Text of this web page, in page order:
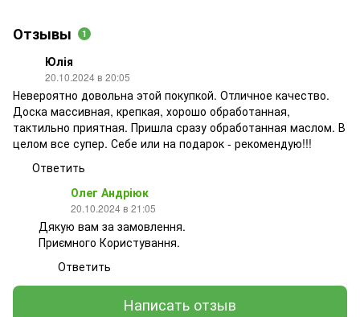
Отзывы 1
Юлія
20.10.2024 в 20:05
Невероятно довольна этой покупкой. Отличное качество.
Доска массивная, крепкая, хорошо обработанная,
тактильно приятная. Пришла сразу обработанная маслом. В
целом все супер. Себе или на подарок - рекомендую!!!
Ответить
Олег Андріюк
20.10.2024 в 21:05
Дякую вам за замовлення.
Приємного Користування.
Ответить
Написать отзыв